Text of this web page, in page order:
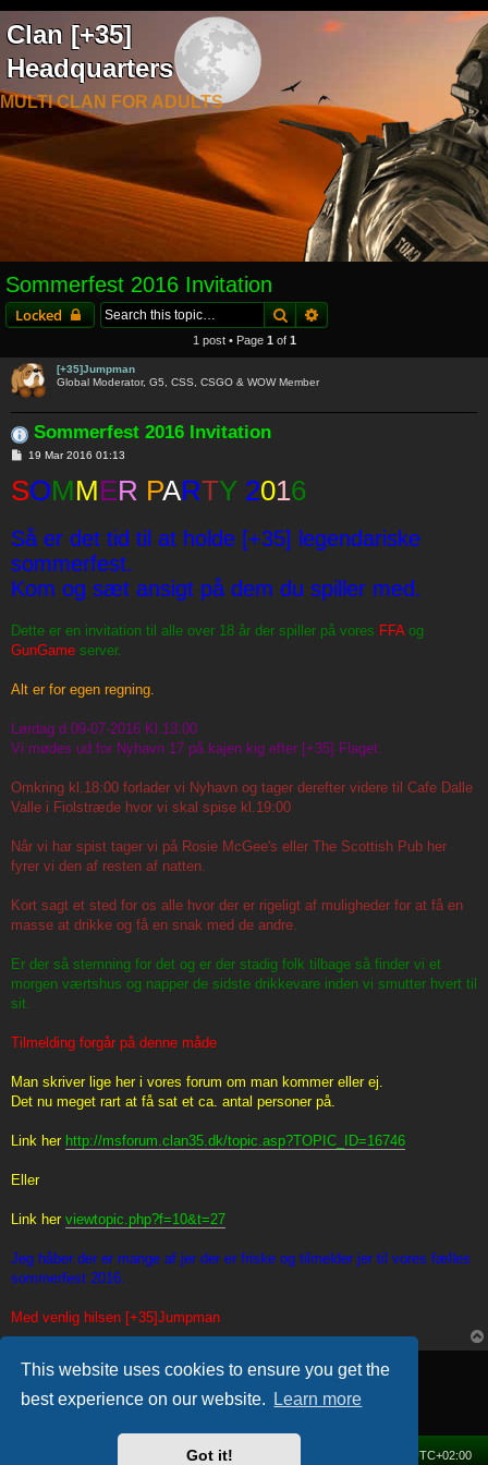
This website uses cookies to ensure you get the
best experience on our website.
Learn more
Got it!
Clan [+35]
Headquarters
MULTI CLAN FOR ADULTS
Sommerfest 2016 Invitation
Locked SearchAdvanced search
1 post • Page 1 of 1
[+35]Jumpman
Global Moderator, G5, CSS, CSGO & WOW Member
Sommerfest 2016 Invitation
P
s
t
19 Mar 2016 01:13
SOMMER PARTY 2016
Så er det tid til at holde [+35] legendariske
sommerfest.
Kom og sæt ansigt på dem du spiller med.
Dette er en invitation til alle over 18 år der spiller på vores FFA og
GunGame server.
Alt er for egen regning.
Lørdag d.09-07-2016 Kl.13:00
Vi mødes ud for Nyhavn 17 på kajen kig efter [+35] Flaget.
Omkring kl.18:00 forlader vi Nyhavn og tager derefter videre til Cafe Dalle
Valle i Fiolstræde hvor vi skal spise kl.19:00
Når vi har spist tager vi på Rosie McGee's eller The Scottish Pub her
fyrer vi den af resten af natten.
Kort sagt et sted for os alle hvor der er rigeligt af muligheder for at få en
masse at drikke og få en snak med de andre.
Er der så stemning for det og er der stadig folk tilbage så finder vi et
morgen værtshus og napper de sidste drikkevare inden vi smutter hvert til
sit.
Tilmelding forgår på denne måde
Man skriver lige her i vores forum om man kommer eller ej.
Det nu meget rart at få sat et ca. antal personer på.
Link her http://msforum.clan35.dk/topic.asp?TOPIC_ID=16746
Eller
Link her viewtopic.php?f=10&t=27
Jeg håber der er mange af jer der er friske og tilmelder jer til vores fælles
sommerfest 2016.
Med venlig hilsen [+35]Jumpman
Locked
UTC+02:00